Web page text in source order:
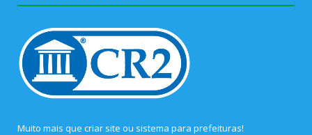
Muito mais que criar site ou sistema para prefeituras!